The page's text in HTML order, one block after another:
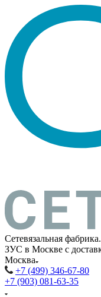
Сетевязальная
ЗУС в Москве с
Москва
+7 (499) 346-67-80
+7 (903) 081-63-35